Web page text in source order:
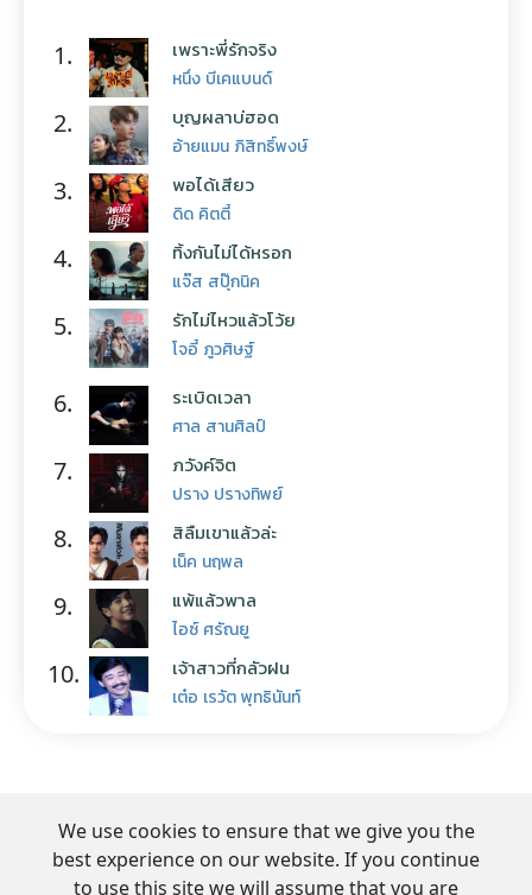
1. เพราะพี่รักจริง
หนึ่ง บีเคแบนด์
2. บุญผลาบ่ฮอด
อ้ายแมน ภิสิทธิ์พงษ์
3. พอได้เสียว
ดิด คิตตี้
4. ทิ้งกันไม่ได้หรอก
แจ๊ส สปุ๊กนิค
5. รักไม่ไหวแล้วโว้ย
โจอี้ ภูวศิษฐ์
6. ระเบิดเวลา
ศาล สานศิลป์
7. ภวังค์จิต
ปราง ปรางทิพย์
8. สิลืมเขาแล้วล่ะ
เน็ค นฤพล
9. แพ้แล้วพาล
ไอซ์ ศรัณยู
10. เจ้าสาวที่กลัวฝน
เต๋อ เรวัต พุทธินันท์
We use cookies to ensure that we give you the
best experience on our website. If you continue
to use this site we will assume that you are